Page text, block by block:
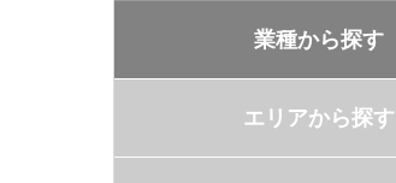
業種から探す
エリアから探す